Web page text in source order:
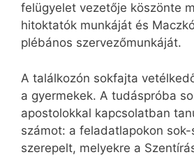
felügyelet vezetője köszönte
hitoktatók munkáját és
plébános szervezőmunkáját.
A találkozón sokfajta
a gyermekek. A tudáspróba
apostolokkal kapcsolatban
számot: a feladatlapokon
szerepelt, melyekre a